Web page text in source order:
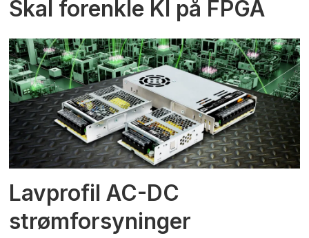
Skal forenkle KI på FPGA
Lavprofil AC-DC
strømforsyninger